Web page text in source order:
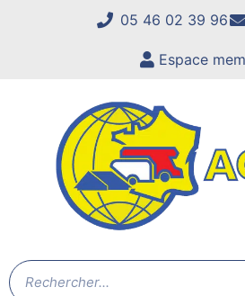
05 46 02 39 96
Espace